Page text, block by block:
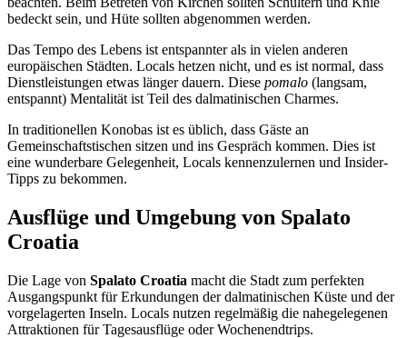
bedeckt sein, und Hüte sollten abgenommen werden.
Das Tempo des Lebens ist entspannter als in vielen anderen
europäischen Städten. Locals hetzen nicht, und es ist normal, dass
Dienstleistungen etwas länger dauern. Diese pomalo (langsam,
entspannt) Mentalität ist Teil des dalmatinischen Charmes.
In traditionellen Konobas ist es üblich, dass Gäste an
Gemeinschaftstischen sitzen und ins Gespräch kommen. Dies ist
eine wunderbare Gelegenheit, Locals kennenzulernen und Insider-
Tipps zu bekommen.
Ausflüge und Umgebung von Spalato
Croatia
Die Lage von Spalato Croatia macht die Stadt zum perfekten
Ausgangspunkt für Erkundungen der dalmatinischen Küste und der
vorgelagerten Inseln. Locals nutzen regelmäßig die nahegelegenen
Attraktionen für Tagesausflüge oder Wochenendtrips.